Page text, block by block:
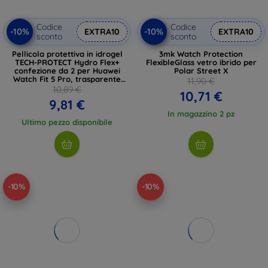
-10%
Codice
sconto
EXTRA10
Pellicola protettiva in idrogel
TECH-PROTECT Hydro Flex+
confezione da 2 per Huawei
Watch Fit 5 Pro, trasparente
(5906302323852)
10,89 €
9,81 €
Ultimo pezzo disponibile
-10%
Codice
sconto
EXTRA10
3mk Watch Protection
FlexibleGlass vetro ibrido per
Polar Street X
11,90 €
10,71 €
In magazzino 2 pz
-10% -10%